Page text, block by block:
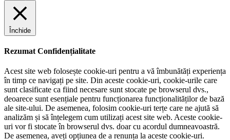
Închide
Rezumat Confidențialitate
Acest site web folosește cookie-uri pentru a vă îmbunătăți experiența
în timp ce navigați pe site. Din aceste cookie-uri, cookie-urile care
sunt clasificate ca fiind necesare sunt stocate pe browserul dvs.,
deoarece sunt esențiale pentru funcționarea funcționalităților de bază
ale site-ului. De asemenea, folosim cookie-uri terțe care ne ajută să
analizăm și să înțelegem cum utilizați acest site web. Aceste cookie-
uri vor fi stocate în browserul dvs. doar cu acordul dumneavoastră.
De asemenea, aveți opțiunea de a renunța la aceste cookie-uri.